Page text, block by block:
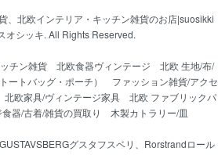
、北欧インテリア・キッチン雑貨のお店|suosikki
オシッキ. All Rights Reserved.
チン雑貨 北欧食器ヴィンテージ
北欧 生地/布/
ートバッグ・ポーチ）
ファッション雑貨/アクセ
北欧家具/ヴィンテージ家具
北欧 ファブリックパ
器/古着/雑貨の買取り 木製カトラリー/皿
GUSTAVSBERGグスタフスベリ
Rorstrandロール